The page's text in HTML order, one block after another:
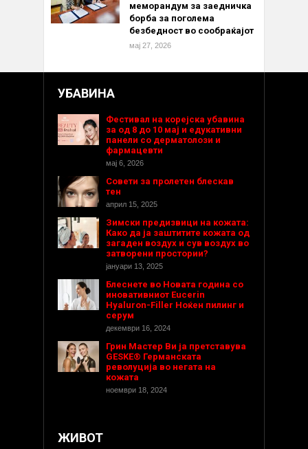
меморандум за заедничка
борба за поголема
безбедност во сообраќајот
мај 27, 2026
УБАВИНА
Фестивал на корејска убавина
за од 8 до 10 мај и едукативни
панели со дерматолози и
фармацевти
мај 6, 2026
Совети за пролетен блескав
тен
април 15, 2025
Зимски предизвици на кожата:
Како да ја заштитите кожата од
загаден воздух и сув воздух во
затворени простории?
јануари 13, 2025
Блеснете во Новата година со
иновативниот Eucerin
Hyaluron-Filler Ноќен пилинг и
серум
декември 16, 2024
Грин Мастер Ви ја претставува
GESKE® Германската
револуција во негата на
кожата
ноември 18, 2024
ЖИВОТ